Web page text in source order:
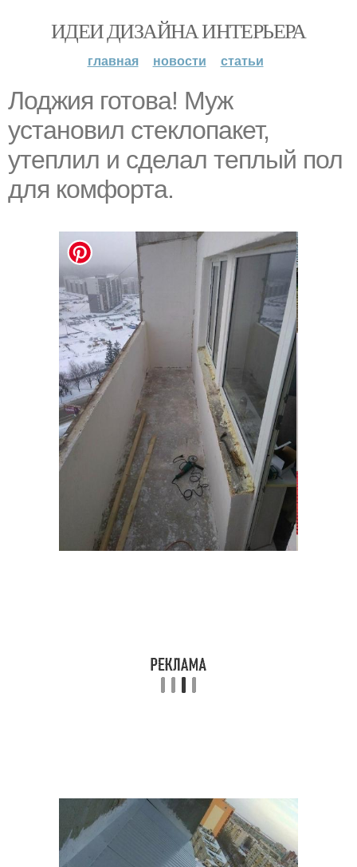
ИДЕИ ДИЗАЙНА ИНТЕРЬЕРА
главная новости статьи
Лоджия готова! Муж
установил стеклопакет,
утеплил и сделал теплый пол
для комфорта.